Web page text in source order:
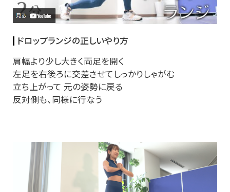
ドロップランジの正しいやり方
肩幅より少し大きく両足を開く
左足を右後ろに交差させてしっかりしゃがむ
立ち上がって 元の姿勢に戻る
反対側も、同様に行なう